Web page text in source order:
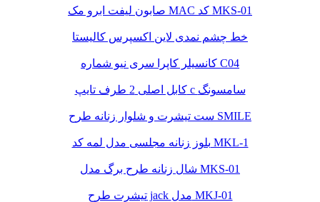
صابون لیفت ابرو مک MAC کد MKS-01
خط چشم نمدی لاین اکسپرس کالیستا
کانسیلر کاپرا سری نیو شماره C04
کابل اصلی 2 طرف تایپ c سامسونگ
ست تیشرت و شلوار زنانه طرح SMILE
بلوز زنانه مجلسی مدل لمه کد MKL-1
شال زنانه طرح برگ مدل MKS-01
تیشرت طرح jack مدل MKJ-01